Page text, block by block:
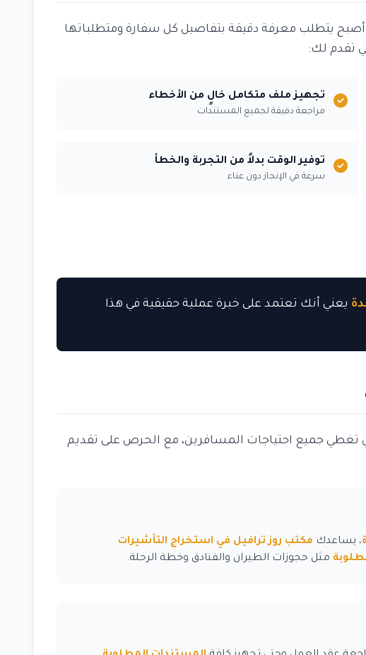
يتطلب معرفة دقيقة بتفاصيل كل سفارة ومتطلباتها
تقدم لك:
تجهيز ملف متكامل خالٍ من الأخطاء
مراجعة دقيقة لجميع المستندات
توفير الوقت بدلاً من التجربة والخطأ
سرعة في الإنجاز دون عناء
يعني أنك تعتمد على خبرة عملية حقيقية في هذا
تغطي جميع احتياجات المسافرين، مع الحرص على تقديم
، يساعدك مكتب روز ترافيل في استخراج التأشيرات
مثل حجوزات الطيران والفنادق وخطة الرحلة.